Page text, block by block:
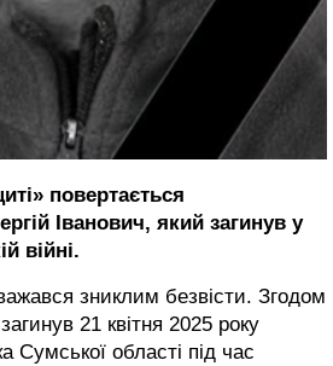
повертається
Іванович, який загинув у
війні.
зниклим безвісти. Згодом
21 квітня 2025 року
Сумської області під час